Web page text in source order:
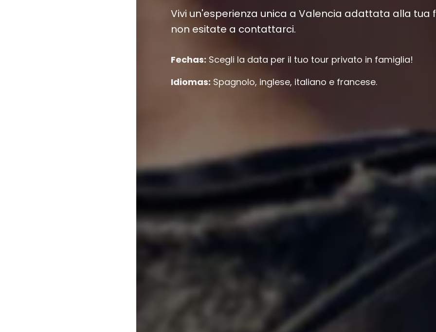
Vivi un'esperienza unica a Valencia adattata alla tua
non esitate a contattarci.
Fechas: Scegli la data per il tuo tour privato in famiglia!
Idiomas: Spagnolo, inglese, italiano e francese.